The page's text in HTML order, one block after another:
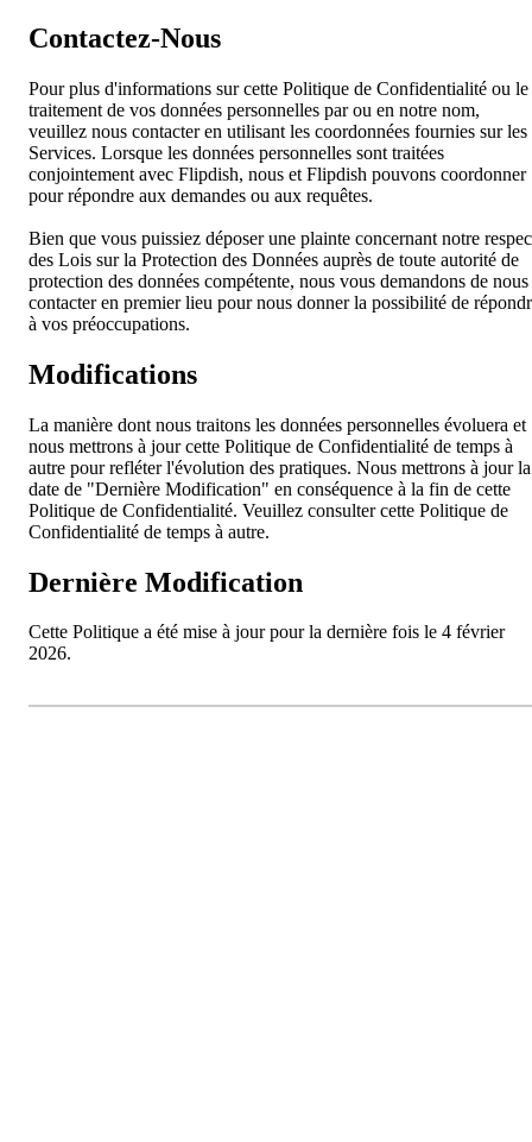
Contactez-Nous
Pour plus d'informations sur cette Politique de Confidentialité ou le
traitement de vos données personnelles par ou en notre nom,
veuillez nous contacter en utilisant les coordonnées fournies sur les
Services. Lorsque les données personnelles sont traitées
conjointement avec Flipdish, nous et Flipdish pouvons coordonner
pour répondre aux demandes ou aux requêtes.
Bien que vous puissiez déposer une plainte concernant notre
des Lois sur la Protection des Données auprès de toute autorité de
protection des données compétente, nous vous demandons de nous
contacter en premier lieu pour nous donner la possibilité de
à vos préoccupations.
Modifications
La manière dont nous traitons les données personnelles évoluera et
nous mettrons à jour cette Politique de Confidentialité de temps à
autre pour refléter l'évolution des pratiques. Nous mettrons à jour la
date de "Dernière Modification" en conséquence à la fin de cette
Politique de Confidentialité. Veuillez consulter cette Politique de
Confidentialité de temps à autre.
Dernière Modification
Cette Politique a été mise à jour pour la dernière fois le 4 février
2026.